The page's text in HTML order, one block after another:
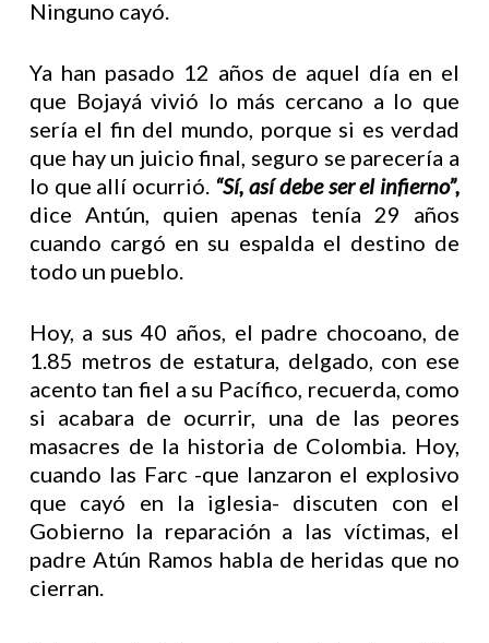
Ninguno cayó.
Ya han pasado 12 años de aquel día en el
que Bojayá vivió lo más cercano a lo que
sería el fin del mundo, porque si es verdad
que hay un juicio final, seguro se parecería a
lo que allí ocurrió. “Sí, así debe ser el infierno”,
dice Antún, quien apenas tenía 29 años
cuando cargó en su espalda el destino de
todo un pueblo.
Hoy, a sus 40 años, el padre chocoano, de
1.85 metros de estatura, delgado, con ese
acento tan fiel a su Pacífico, recuerda, como
si acabara de ocurrir, una de las peores
masacres de la historia de Colombia. Hoy,
cuando las Farc -que lanzaron el explosivo
que cayó en la iglesia- discuten con el
Gobierno la reparación a las víctimas, el
padre Atún Ramos habla de heridas que no
cierran.